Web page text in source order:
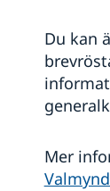
Du kan
Mer